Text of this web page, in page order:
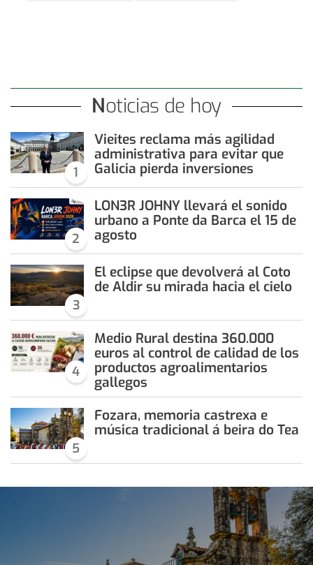
Noticias de hoy
1
Vieites reclama más agilidad
administrativa para evitar que
Galicia pierda inversiones
2
LON3R JOHNY llevará el sonido
urbano a Ponte da Barca el 15 de
agosto
3
El eclipse que devolverá al Coto
de Aldir su mirada hacia el cielo
4
Medio Rural destina 360.000
euros al control de calidad de los
productos agroalimentarios
gallegos
5
Fozara, memoria castrexa e
música tradicional á beira do Tea